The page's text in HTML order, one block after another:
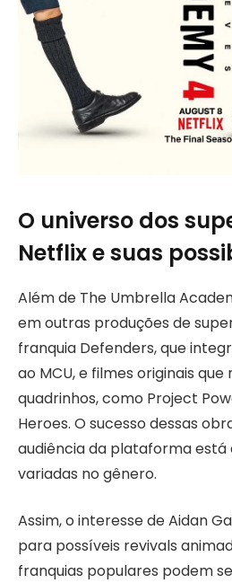
O universo dos
Netflix e suas
Além de The Umbrella
em outras produções de
franquia Defenders, que
ao MCU, e filmes originais que
quadrinhos, como Project
Heroes. O sucesso dessas
audiência da plataforma está
variadas no gênero.
Assim, o interesse de Aidan
para possíveis revivals
franquias populares podem